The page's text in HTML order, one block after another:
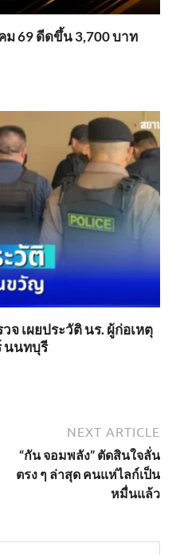
ม 69 ดีดขึ้น 3,700 บาท
เผยประวัติ นร. ผู้ก่อเหตุ
นนทบุรี
NEXT ARTICLE
“กัน จอมพลัง” ตัดสินใจลั่น
ตรง ๆ ล่าสุด คนแห่ไลก์เป็น
หมื่นแล้ว